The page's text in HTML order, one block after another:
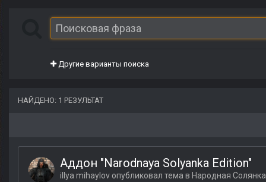
Другие варианты поиска
НАЙДЕНО: 1 РЕЗУЛЬТАТ
Аддон "Narodnaya Solyanka Edition"
illya mihaylov опубликовал тема в Народная Солянка